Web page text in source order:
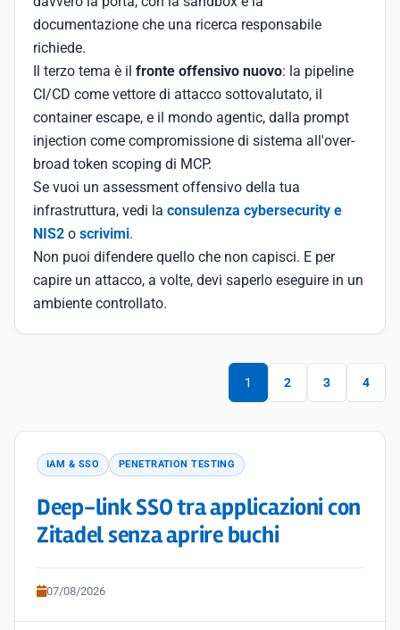
documentazione che una ricerca responsabile
richiede.
Il terzo tema è il fronte offensivo nuovo: la pipeline
CI/CD come vettore di attacco sottovalutato, il
container escape, e il mondo agentic, dalla prompt
injection come compromissione di sistema all'over-
broad token scoping di MCP.
Se vuoi un assessment offensivo della tua
infrastruttura, vedi la consulenza cybersecurity e
NIS2 o scrivimi.
Non puoi difendere quello che non capisci. E per
capire un attacco, a volte, devi saperlo eseguire in un
ambiente controllato.
1 2 3 4
IAM & SSO PENETRATION TESTING
Deep-link SSO tra applicazioni con
Zitadel senza aprire buchi
07/08/2026